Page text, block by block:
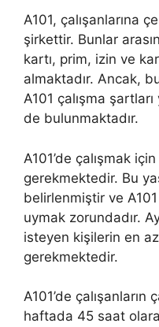
A101, çalışanlarına
şirkettir. Bunlar
kartı, prim, izin ve
almaktadır. Ancak,
A101 çalışma şartları
de bulunmaktadır.
A101’de çalışmak
gerekmektedir. Bu
belirlenmiştir ve
uymak zorundadır.
isteyen kişilerin en
gerekmektedir.
A101’de
haftada 45 saat